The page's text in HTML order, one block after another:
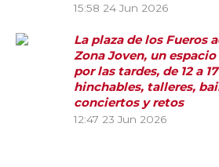
15:58 24 Jun 2026
La plaza de los Fueros
Zona Joven, un
por las tardes, de 12 a
hinchables, talleres,
conciertos y retos
12:47 23 Jun 2026